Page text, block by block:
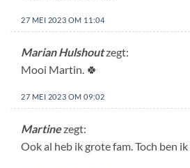
27 MEI 2023 OM 11:04
Marian Hulshoutzegt:
Mooi Martin. 🍀
27 MEI 2023 OM 09:02
Martinezegt:
Ook al heb ik grote fam. Toch ben ik